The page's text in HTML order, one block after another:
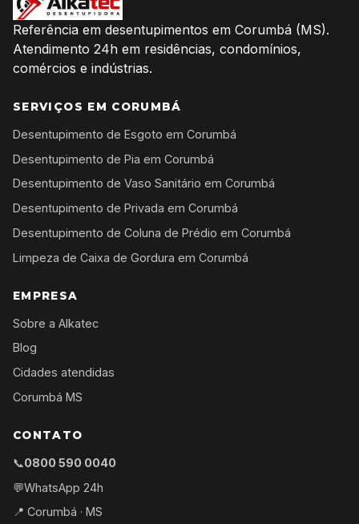
Referência em desentupimentos em Corumbá (MS).
Atendimento 24h em residências, condomínios,
comércios e indústrias.
SERVIÇOS EM CORUMBÁ
Desentupimento de Esgoto em Corumbá
Desentupimento de Pia em Corumbá
Desentupimento de Vaso Sanitário em Corumbá
Desentupimento de Privada em Corumbá
Desentupimento de Coluna de Prédio em Corumbá
Limpeza de Caixa de Gordura em Corumbá
EMPRESA
Sobre a Alkatec
Blog
Cidades atendidas
Corumbá MS
CONTATO
📞0800 590 0040
💬WhatsApp 24h
📍 Corumbá · MS